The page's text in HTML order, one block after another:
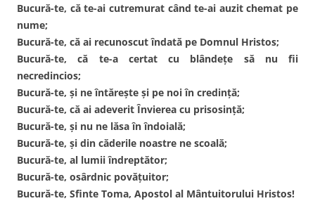
Bucură-te, că te-ai cutremurat când te-ai auzit chemat pe
nume;
Bucură-te, că ai recunoscut îndată pe Domnul Hristos;
Bucură-te, că te-a certat cu blândeţe să nu fii
necredincios;
Bucură-te, şi ne întăreşte şi pe noi în credinţă;
Bucură-te, că ai adeverit Învierea cu prisosinţă;
Bucură-te, şi nu ne lăsa în îndoială;
Bucură-te, şi din căderile noastre ne scoală;
Bucură-te, al lumii îndreptător;
Bucură-te, osârdnic povăţuitor;
Bucură-te, Sfinte Toma, Apostol al Mântuitorului Hristos!